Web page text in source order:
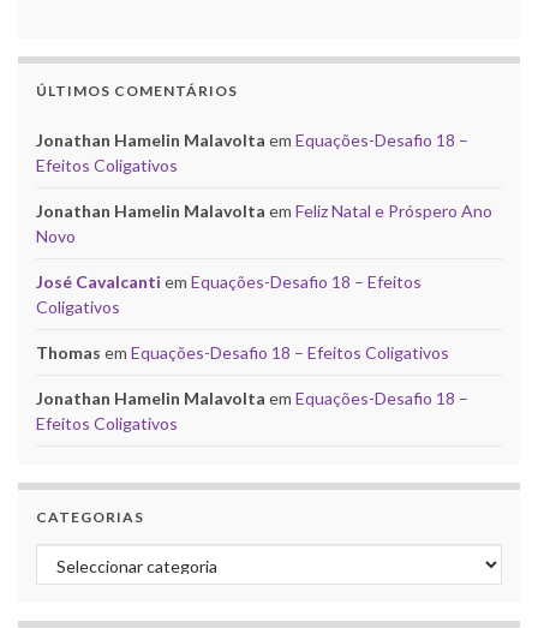
ÚLTIMOS COMENTÁRIOS
Jonathan Hamelin Malavolta em Equações-Desafio 18 –
Efeitos Coligativos
Jonathan Hamelin Malavolta em Feliz Natal e Próspero Ano
Novo
José Cavalcanti em Equações-Desafio 18 – Efeitos
Coligativos
Thomas em Equações-Desafio 18 – Efeitos Coligativos
Jonathan Hamelin Malavolta em Equações-Desafio 18 –
Efeitos Coligativos
CATEGORIAS
Categorias